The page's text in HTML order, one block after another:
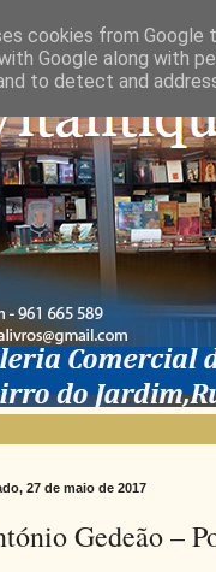
27 de maio de 2017
Gedeão –
cookies from Google
Google along with
to detect and